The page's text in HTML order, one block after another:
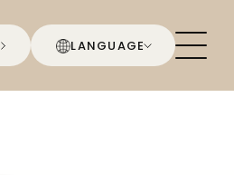
LANGUAGE